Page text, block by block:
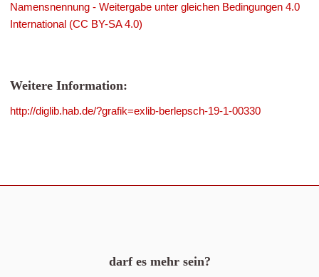
Namensnennung - Weitergabe unter gleichen Bedingungen 4.0
International (CC BY-SA 4.0)
Weitere Information:
http://diglib.hab.de/?grafik=exlib-berlepsch-19-1-00330
darf es mehr sein?